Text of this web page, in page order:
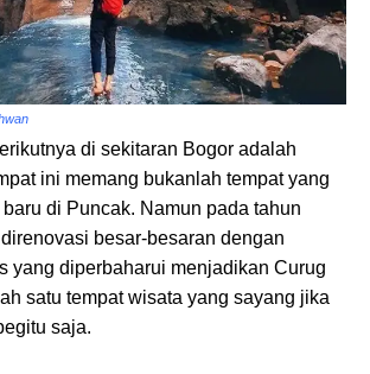
di sekitaran Bogor adalah
ini memang bukanlah tempat yang
di Puncak. Namun pada tahun
besar-besaran dengan
yang diperbaharui menjadikan Curug
satu tempat wisata yang sayang jika
saja.